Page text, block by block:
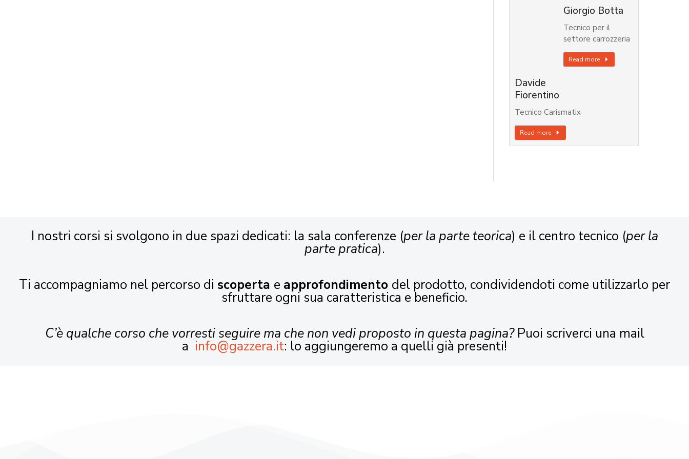
Giorgio Botta
Tecnico per il
settore carrozzeria
Read more
Davide
Fiorentino
Tecnico Carismatix
Read more
I nostri corsi si svolgono in due spazi dedicati: la sala conferenze (per la parte teorica) e il centro tecnico (per la
parte pratica).
Ti accompagniamo nel percorso di scoperta e approfondimento del prodotto, condividendoti come utilizzarlo per
sfruttare ogni sua caratteristica e beneficio.
C’è qualche corso che vorresti seguire ma che non vedi proposto in questa pagina?Puoi scriverci una mail
a info@gazzera.it: lo aggiungeremo a quelli già presenti!